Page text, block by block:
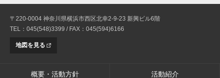
〒220-0004 神奈川県横浜市西区北幸2-9-23 新興ビル6階
TEL：045(548)3399 / FAX：045(594)6166
地図を見る
概要・活動方針 活動紹介